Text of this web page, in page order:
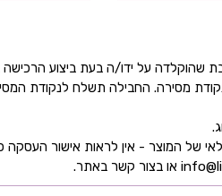
מסירה. החבילה תשלח לנקודת